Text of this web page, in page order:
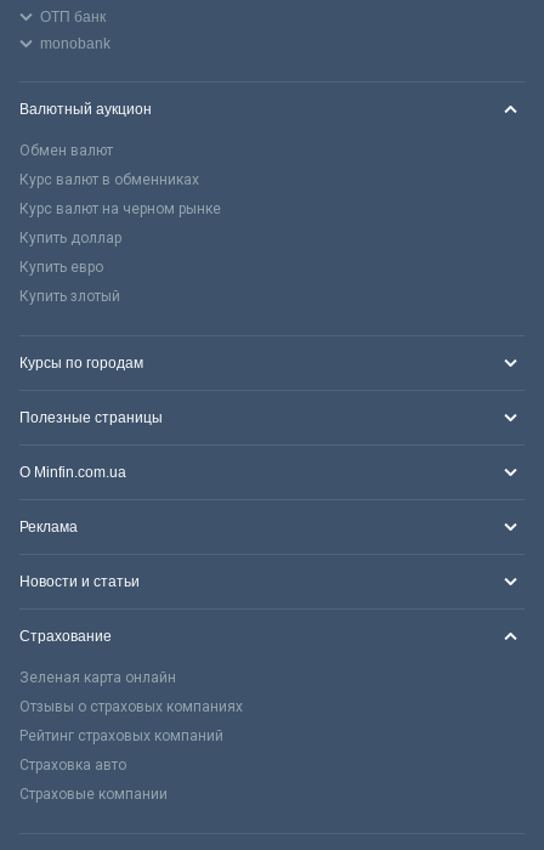
ОТП банк
monobank
Валютный аукцион
Обмен валют
Курс валют в обменниках
Курс валют на черном рынке
Купить доллар
Купить евро
Купить злотый
Курсы по городам
Полезные страницы
О Minfin.com.ua
Реклама
Новости и статьи
Страхование
Зеленая карта онлайн
Отзывы о страховых компаниях
Рейтинг страховых компаний
Страховка авто
Страховые компании